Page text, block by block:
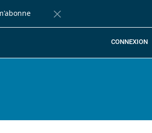
Fermer la barre de notification
CONNEXION